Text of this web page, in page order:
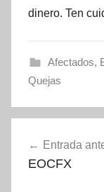
dinero. Ten
Afectados,
Quejas
de
Entrada
EOCFX